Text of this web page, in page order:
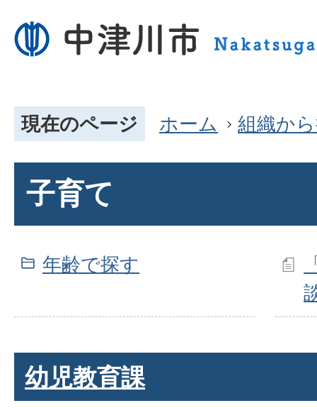
現在のページ ホーム 組織か
子育て
年齢で探す
幼児教育課